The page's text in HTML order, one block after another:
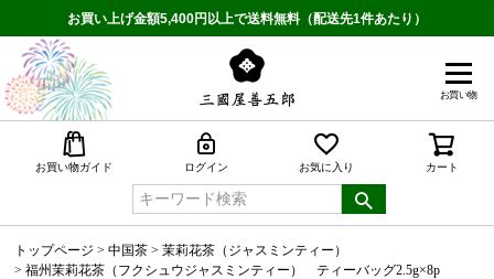
お買い上げ金額5,400円以上で送料無料（配送先1件あたり）
お買い物
お買い物ガイド ログイン お気に入り カート
トップページ 中国茶
茉莉花茶（ジャスミンティー）
福州茉莉花茶（フクシュウジャスミンティー） ティーバッグ2.5g×8p